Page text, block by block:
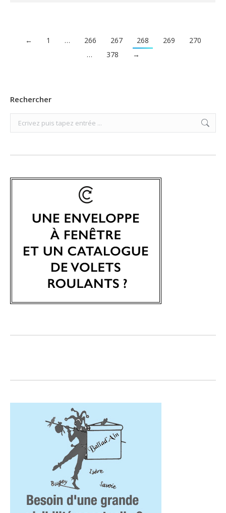
← 1 … 266 267 268 269
270
…
378 →
Rechercher
Search: